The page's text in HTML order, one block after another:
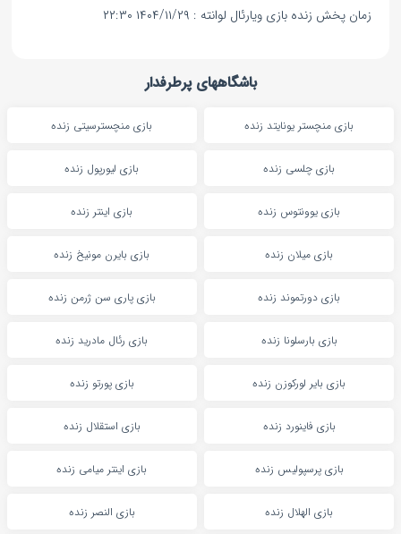
زمان پخش زنده بازی ویارئال لوانته : ۱۴۰۴/۱۱/۲۹ ۲۲:۳۰
باشگاههای پرطرفدار
بازی منچستر یونایتد زنده بازی منچسترسیتی زنده
بازی چلسی زنده بازی لیورپول زنده
بازی یوونتوس زنده بازی اینتر زنده
بازی میلان زنده بازی بایرن مونیخ زنده
بازی دورتموند زنده بازی پاری سن ژرمن زنده
بازی بارسلونا زنده بازی رئال مادرید زنده
بازی بایر لورکوزن زنده بازی پورتو زنده
بازی فاینورد زنده بازی استقلال زنده
بازی پرسپولیس زنده بازی اینتر میامی زنده
بازی الهلال زنده بازی النصر زنده